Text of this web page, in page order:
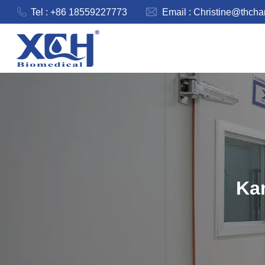
Tel : +86 18559227773 Email :